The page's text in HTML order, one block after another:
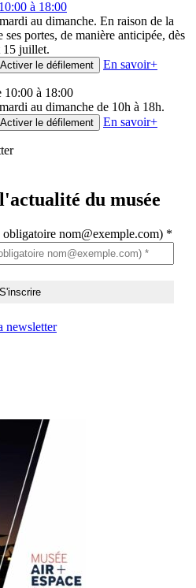
à 18:00
au dimanche. En raison de la
portes, de manière anticipée, dès
15 juillet.
Activer le défilement En savoir+
10:00 à 18:00
au dimanche de 10h à 18h.
Activer le défilement En savoir+
du musée
nom@exemple.com) *
newsletter